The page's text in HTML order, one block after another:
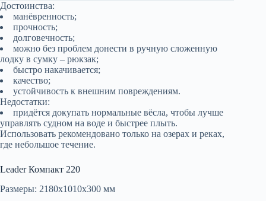
Достоинства:
манёвренность;
прочность;
долговечность;
можно без проблем донести в ручную сложенную
лодку в сумку – рюкзак;
быстро накачивается;
качество;
устойчивость к внешним повреждениям.
Недостатки:
придётся докупать нормальные вёсла, чтобы лучше
управлять судном на воде и быстрее плыть.
Использовать рекомендовано только на озерах и реках,
где небольшое течение.
Leader Компакт 220
Размеры: 2180х1010х300 мм